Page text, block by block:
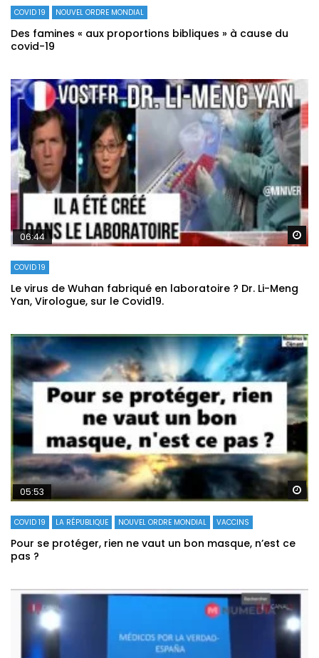
COVID 19 NOUVEL ORDRE MONDIAL
Des famines « aux proportions bibliques » à cause du
covid-19
06:44
COVID 19
Le virus de Wuhan fabriqué en laboratoire ? Dr. Li-Meng
Yan, Virologue, sur le Covid19.
05:53
COVID 19 LA RÉPUBLIQUE NOUVEL ORDRE MONDIAL VACCINS
Pour se protéger, rien ne vaut un bon masque, n’est ce
pas ?